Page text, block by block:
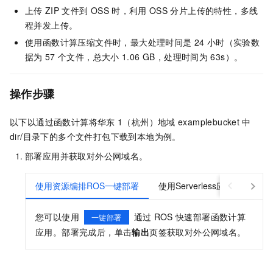
上传 ZIP 文件到 OSS 时，利用 OSS 分片上传的特性，多线
程并发上传。
使用函数计算压缩文件时，最大处理时间是 24 小时（实验数
据为 57 个文件，总大小 1.06 GB，处理时间为 63s）。
操作步骤
以下以通过函数计算将华东 1（杭州）地域 examplebucket 中
dir/目录下的多个文件打包下载到本地为例。
部署应用并获取对外公网域名。
使用资源编排ROS一键部署 使用Serverless应用中心一键
您可以使用 一键部署 通过 ROS 快速部署函数计算
应用。部署完成后，单击输出页签获取对外公网域名。